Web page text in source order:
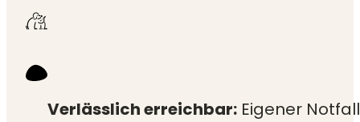
Verlässlich erreichbar:Eigener